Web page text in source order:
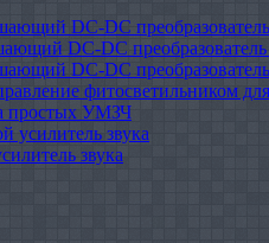
DC-DC
DC-DC
DC-DC
фитосветильником
простых УМЗЧ
усилитель звука
звука